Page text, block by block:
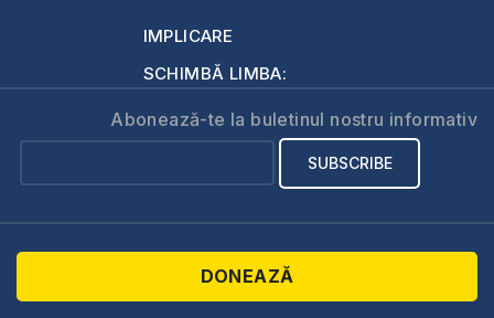
IMPLICARE
SCHIMBĂ LIMBA:
Abonează-te la buletinul nostru informativ
DONEAZĂ